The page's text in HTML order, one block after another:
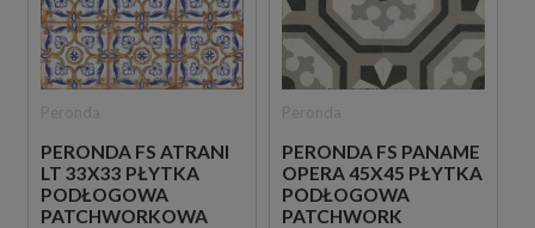
PERONDA FS ATRANI
LT 33X33 PŁYTKA
PODŁOGOWA
PATCHWORKOWA
PERONDA FS PANAME
OPERA 45X45 PŁYTKA
PODŁOGOWA
PATCHWORK